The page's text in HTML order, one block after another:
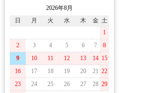
2026年8月
日
月 火 水 木 金 土
1
2
3 4 5 6 7
8
9
10 11 12 13 14 15
16
17 18 19 20 21 22
23
24 25 26 27 28 29